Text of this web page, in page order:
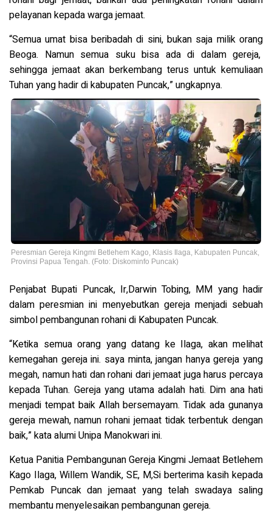
pelayanan kepada warga jemaat.
“Semua umat bisa beribadah di sini, bukan saja milik orang
Beoga. Namun semua suku bisa ada di dalam gereja,
sehingga jemaat akan berkembang terus untuk kemuliaan
Tuhan yang hadir di kabupaten Puncak,” ungkapnya.
Peresmian Gereja Kingmi Betlehem Kago, Klasis Ilaga, Kabupaten Puncak,
Provinsi Papua Tengah. (Foto: Diskominfo Puncak)
Penjabat Bupati Puncak, Ir,Darwin Tobing, MM yang hadir
dalam peresmian ini menyebutkan gereja menjadi sebuah
simbol pembangunan rohani di Kabupaten Puncak.
“Ketika semua orang yang datang ke Ilaga, akan melihat
kemegahan gereja ini. saya minta, jangan hanya gereja yang
megah, namun hati dan rohani dari jemaat juga harus percaya
kepada Tuhan. Gereja yang utama adalah hati. Dim ana hati
menjadi tempat baik Allah bersemayam. Tidak ada gunanya
gereja mewah, namun rohani jemaat tidak terbentuk dengan
baik,” kata alumi Unipa Manokwari ini.
Ketua Panitia Pembangunan Gereja Kingmi Jemaat Betlehem
Kago Ilaga, Willem Wandik, SE, M,Si berterima kasih kepada
Pemkab Puncak dan jemaat yang telah swadaya saling
membantu menyelesaikan pembangunan gereja.